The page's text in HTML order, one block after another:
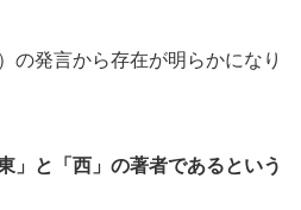
の発言から存在が明らかになり
」と「西」の著者であるという